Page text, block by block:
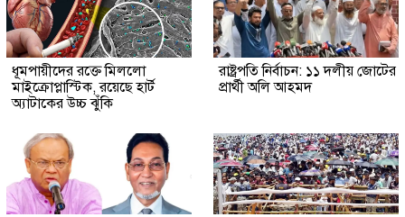
ধূমপায়ীদের রক্তে মিললো
মাইক্রোপ্লাস্টিক, রয়েছে হার্ট
অ্যাটাকের উচ্চ ঝুঁকি
রাষ্ট্রপতি নির্বাচন: ১১ দলীয় জোটের
প্রার্থী অলি আহমদ